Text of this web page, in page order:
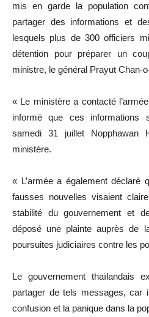
mis en garde la population
partager des informations et
lesquels plus de 300 officiers
détention pour préparer un
ministre, le général Prayut Chan-
« Le ministère a contacté
informé que ces informations
samedi 31 juillet Nopphawan
ministère.
« L’armée a également déclaré
fausses nouvelles visaient
stabilité du gouvernement et
déposé une plainte auprès de
poursuites judiciaires contre les
Le gouvernement thaïlandais
partager de tels messages, car
confusion et la panique dans la